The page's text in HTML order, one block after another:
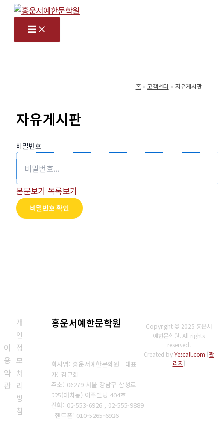
홈 고객센터 자유게시판
자유게시판
비밀번호
본문보기 목록보기
비밀번호 확인
이
용
약
관
개
인
정
보
처
리
방
침
홍운서예한문학원
회사명: 홍운서예한문학원 대표
자: 김근회
주소: 06279 서울 강남구 삼성로
225(대치동) 아주빌딩 404호
전화: 02-553-6926 , 02-555-9889
핸드폰: 010-5265-6926
Copyright © 2025 홍운서
예한문학원. All rights
reserved.
Created byYescall.com [관
리자]